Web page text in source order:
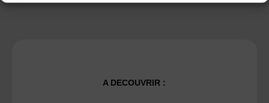
A DECOUVRIR :